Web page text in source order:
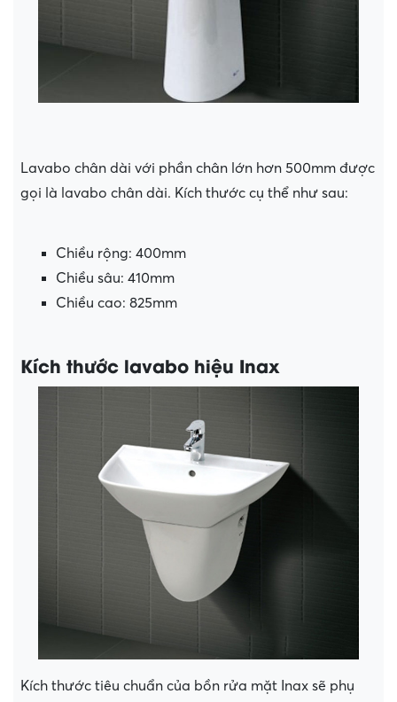
Lavabo chân dài với phần chân lớn hơn 500mm được
gọi là lavabo chân dài. Kích thước cụ thể như sau:
Chiều rộng: 400mm
Chiều sâu: 410mm
Chiều cao: 825mm
Kích thước lavabo hiệu Inax
Kích thước tiêu chuẩn của bồn rửa mặt Inax sẽ phụ